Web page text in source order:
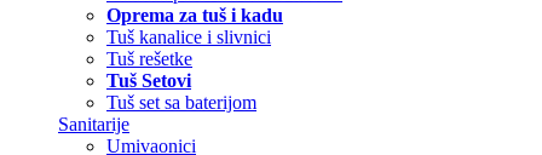
Oprema za tuš i kadu
Tuš kanalice i slivnici
Tuš rešetke
Tuš Setovi
Tuš set sa baterijom
Sanitarije
Umivaonici